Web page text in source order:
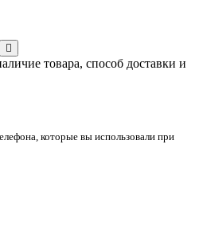
товара, способ доставки и
которые вы использовали при